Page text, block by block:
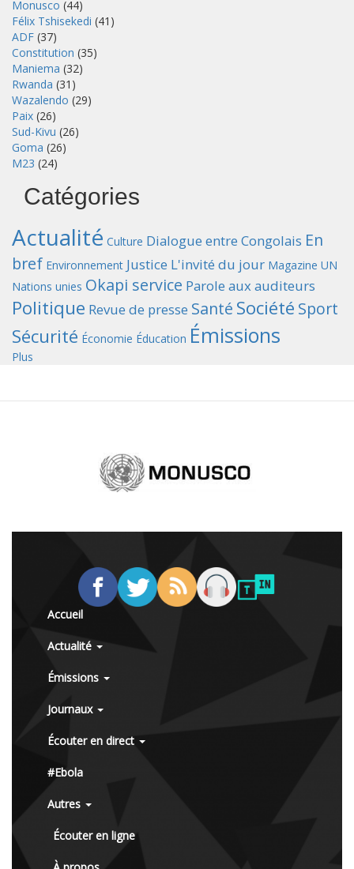
Monusco (44)
Félix Tshisekedi (41)
ADF (37)
Constitution (35)
Maniema (32)
Rwanda (31)
Wazalendo (29)
Paix (26)
Sud-Kivu (26)
Goma (26)
M23 (24)
Catégories
Actualité Culture Dialogue entre Congolais En
bref Environnement Justice L'invité du jour Magazine UN
Nations unies Okapi service Parole aux auditeurs
Politique Revue de presse Santé Société Sport
Sécurité Économie Éducation Émissions
Plus
Accueil
Actualité
Émissions
Journaux
Écouter en direct
#Ebola
Autres
Écouter en ligne